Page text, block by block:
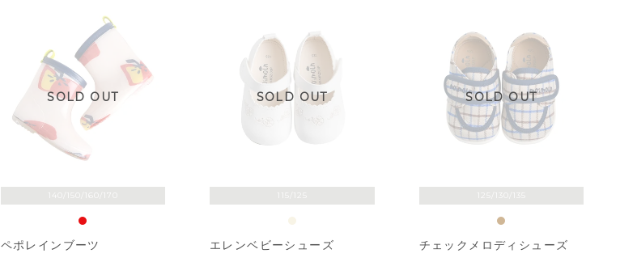
140/150/160/170
SOLD OUT
ペポレインブーツ
115/125
SOLD OUT
エレンベビーシューズ
125/130/135
SOLD OUT
チェックメロディシューズ